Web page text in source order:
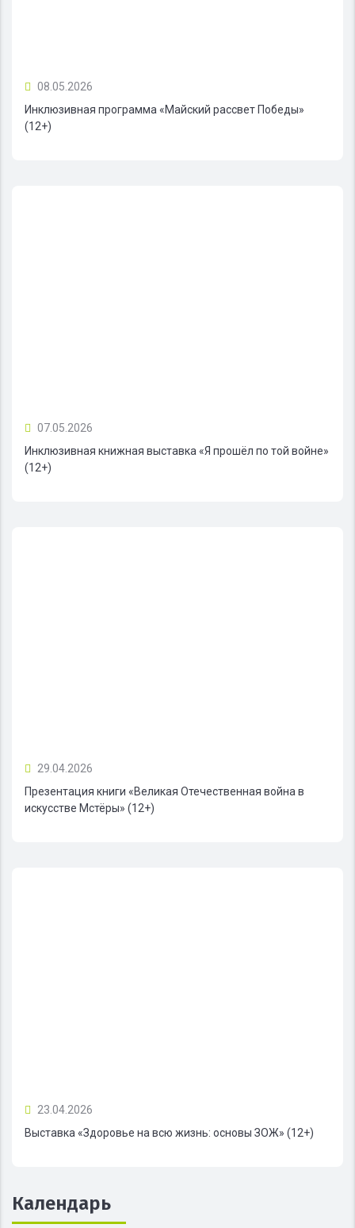
08.05.2026
Инклюзивная программа «Майский рассвет Победы»
(12+)
07.05.2026
Инклюзивная книжная выставка «Я прошёл по той войне»
(12+)
29.04.2026
Презентация книги «Великая Отечественная война в
искусстве Мстёры» (12+)
23.04.2026
Выставка «Здоровье на всю жизнь: основы ЗОЖ» (12+)
Календарь